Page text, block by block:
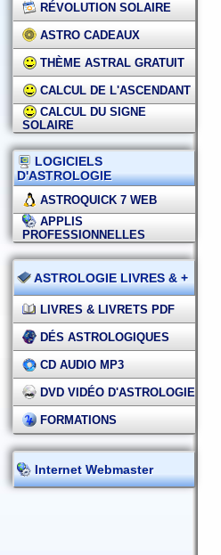
RÉVOLUTION SOLAIRE
ASTRO CADEAUX
THÈME ASTRAL GRATUIT
CALCUL DE L'ASCENDANT
CALCUL DU SIGNE
SOLAIRE
LOGICIELS
D'ASTROLOGIE
ASTROQUICK 7 WEB
APPLIS
PROFESSIONNELLES
ASTROLOGIE LIVRES & +
LIVRES & LIVRETS PDF
DÉS ASTROLOGIQUES
CD AUDIO MP3
DVD VIDÉO D'ASTROLOGIE
FORMATIONS
Internet Webmaster